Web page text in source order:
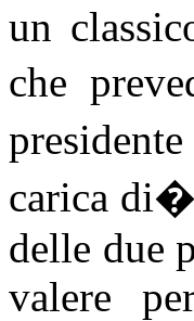
un
che
carica di�
delle due
valere